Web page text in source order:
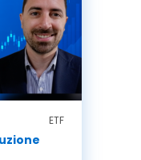
ETF